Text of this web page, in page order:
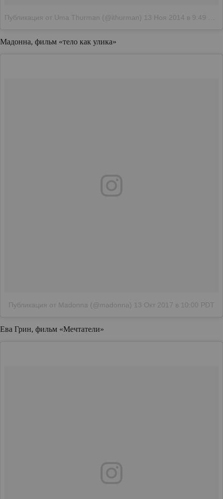
Публикация от Uma Thurman (@ithurman) 13 Ноя 2014 в 9:49 PST
Мадонна, фильм «тело как улика»
Публикация от Madonna (@madonna) 13 Окт 2017 в 10:00 PDT
Ева Грин, фильм «Мечтатели»